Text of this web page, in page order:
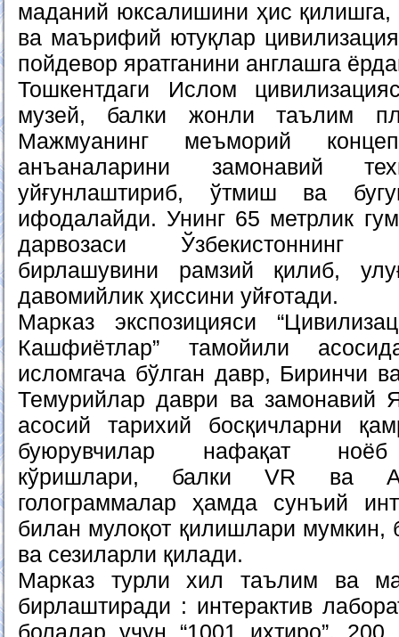
маданий юксалишини ҳис
ва маърифий ютуқлар
пойдевор яратганини англашга
Тошкентдаги Ислом
музей, балки жонли таълим
Мажмуанинг меъморий
анъаналарини замонавий
уйғунлаштириб, ўтмиш ва
ифодалайди. Унинг 65 метрлик
дарвозаси Ўзбекистоннинг
бирлашувини рамзий қилиб,
давомийлик ҳиссини уйғотади.
Марказ экспозицияси
Кашфиётлар” тамойили
исломгача бўлган давр, Биринчи
Темурийлар даври ва замонавий
асосий тарихий босқичларни
буюрувчилар нафақат ноёб
кўришлари, балки VR ва AR
голограммалар ҳамда сунъий
билан мулоқот қилишлари мумкин,
ва сезиларли қилади.
Марказ турли хил таълим ва
бирлаштиради : интерактив
болалар учун “1001 ихтиро”, 200